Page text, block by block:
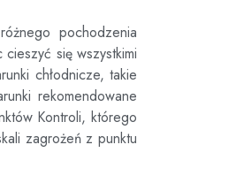
pochodzenia
się wszystkimi
chłodnicze, takie
rekomendowane
Kontroli, którego
zagrożeń z punktu